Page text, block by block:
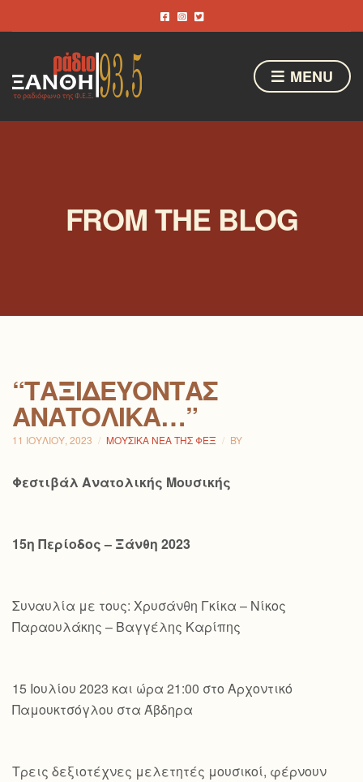
MENU
FROM THE BLOG
“ΤΑΞΙΔΕΎΟΝΤΑΣ
ΑΝΑΤΟΛΙΚΆ…”
11 ΙΟΥΛΊΟΥ, 2023 ΜΟΥΣΙΚΆ ΝΈΑ ΤΗΣ ΦΕΞ BY
Φεστιβάλ Ανατολικής Μουσικής
15η Περίοδος – Ξάνθη 2023
Συναυλία με τους: Χρυσάνθη Γκίκα – Νίκος
Παραουλάκης – Βαγγέλης Καρίπης
15 Ιουλίου 2023 και ώρα 21:00 στο Αρχοντικό
Παμουκτσόγλου στα Άβδηρα
Τρεις δεξιοτέχνες μελετητές μουσικοί, φέρνουν